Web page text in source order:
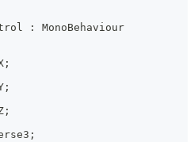
:
MonoBehaviour
;
;
;
;